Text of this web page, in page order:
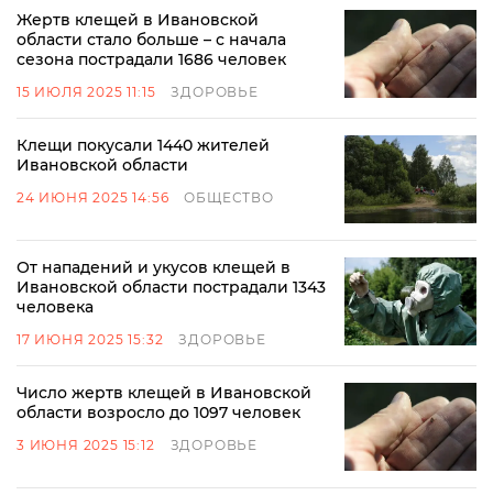
Жертв клещей в Ивановской
области стало больше – с начала
сезона пострадали 1686 человек
15 ИЮЛЯ 2025 11:15 ЗДОРОВЬЕ
Клещи покусали 1440 жителей
Ивановской области
24 ИЮНЯ 2025 14:56 ОБЩЕСТВО
От нападений и укусов клещей в
Ивановской области пострадали 1343
человека
17 ИЮНЯ 2025 15:32 ЗДОРОВЬЕ
Число жертв клещей в Ивановской
области возросло до 1097 человек
3 ИЮНЯ 2025 15:12 ЗДОРОВЬЕ